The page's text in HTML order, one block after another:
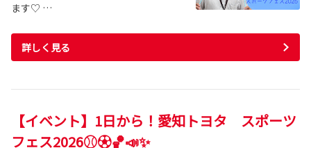
ます♡ …
詳しく見る
【イベント】1日から！愛知トヨタ スポーツ
フェス2026⚾⚽🏀📣✨